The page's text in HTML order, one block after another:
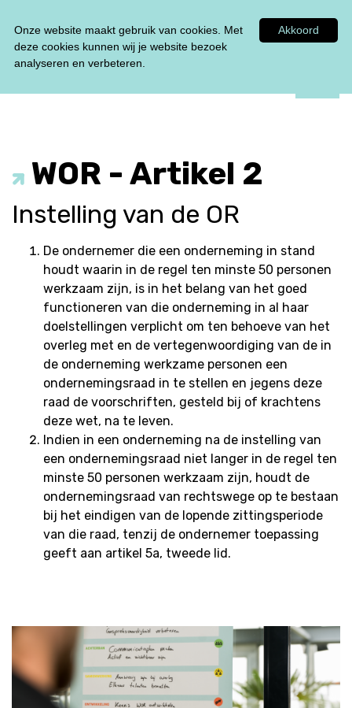
WOR - Artikel 2
Instelling van de OR
De ondernemer die een onderneming in stand
houdt waarin in de regel ten minste 50 personen
werkzaam zijn, is in het belang van het goed
functioneren van die onderneming in al haar
doelstellingen verplicht om ten behoeve van het
overleg met en de vertegenwoordiging van de in
de onderneming werkzame personen een
ondernemingsraad in te stellen en jegens deze
raad de voorschriften, gesteld bij of krachtens
deze wet, na te leven.
Indien in een onderneming na de instelling van
een ondernemingsraad niet langer in de regel ten
minste 50 personen werkzaam zijn, houdt de
ondernemingsraad van rechtswege op te bestaan
bij het eindigen van de lopende zittingsperiode
van die raad, tenzij de ondernemer toepassing
geeft aan artikel 5a, tweede lid.
Akkoord
Onze website maakt gebruik van cookies. Met
deze cookies kunnen wij je website bezoek
analyseren en verbeteren.